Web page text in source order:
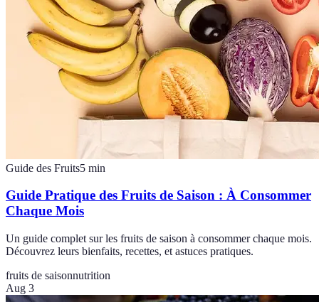
Guide des Fruits5 min
Guide Pratique des Fruits de Saison : À Consommer
Chaque Mois
Un guide complet sur les fruits de saison à consommer chaque mois.
Découvrez leurs bienfaits, recettes, et astuces pratiques.
fruits de saisonnutrition
Aug 3